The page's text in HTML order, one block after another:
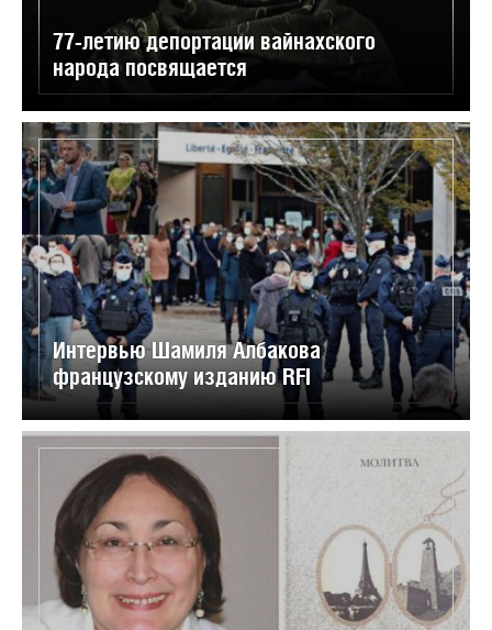
77-летию депортации вайнахского
народа посвящается
Интервью Шамиля Албакова
французскому изданию RFI